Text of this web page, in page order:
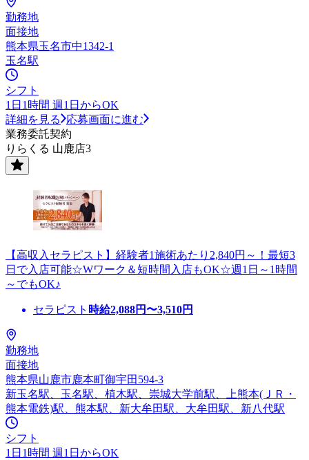
勤務地
面接地
熊本県玉名市中1342-1
玉名駅
シフト
1日1時間 週1日からOK
詳細を見る
応募画面に進む
業務委託契約
りらくる 山鹿店3
【高収入セラピスト】経験者1施術あたり2,840円～！最短3
日で入店可能☆Wワーク＆短時間入店もOK☆週1日～1時間
～でもOK♪
セラピスト 時給2,088円〜3,510円
勤務地
面接地
熊本県山鹿市鹿本町御宇田594-3
新玉名駅、玉名駅、植木駅、崇城大学前駅、上熊本(ＪＲ・
熊本電鉄)駅、熊本駅、新大牟田駅、大牟田駅、新八代駅
シフト
1日1時間 週1日からOK